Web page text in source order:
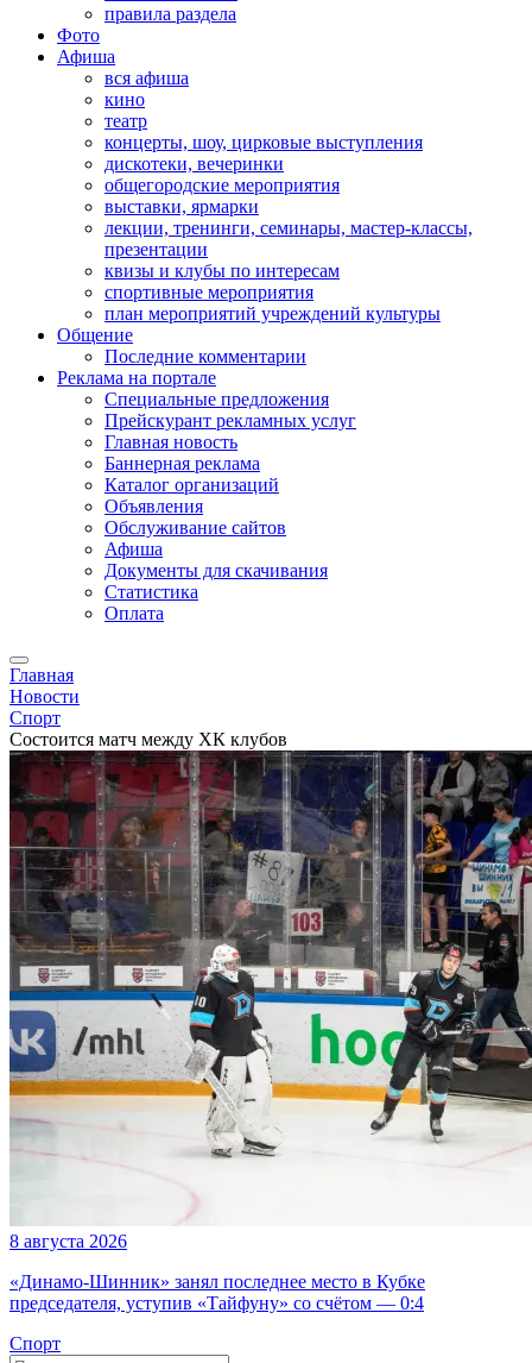
правила раздела
Фото
Афиша
вся афиша
кино
театр
концерты, шоу, цирковые выступления
дискотеки, вечеринки
общегородские мероприятия
выставки, ярмарки
лекции, тренинги, семинары, мастер-классы,
презентации
квизы и клубы по интересам
спортивные мероприятия
план мероприятий учреждений культуры
Общение
Последние комментарии
Реклама на портале
Специальные предложения
Прейскурант рекламных услуг
Главная новость
Баннерная реклама
Каталог организаций
Объявления
Обслуживание сайтов
Афиша
Документы для скачивания
Статистика
Оплата
Главная
Новости
Спорт
Состоится матч между ХК клубов
8 августа 2026
«Динамо-Шинник» занял последнее место в Кубке
председателя, уступив «Тайфуну» со счётом — 0:4
Спорт